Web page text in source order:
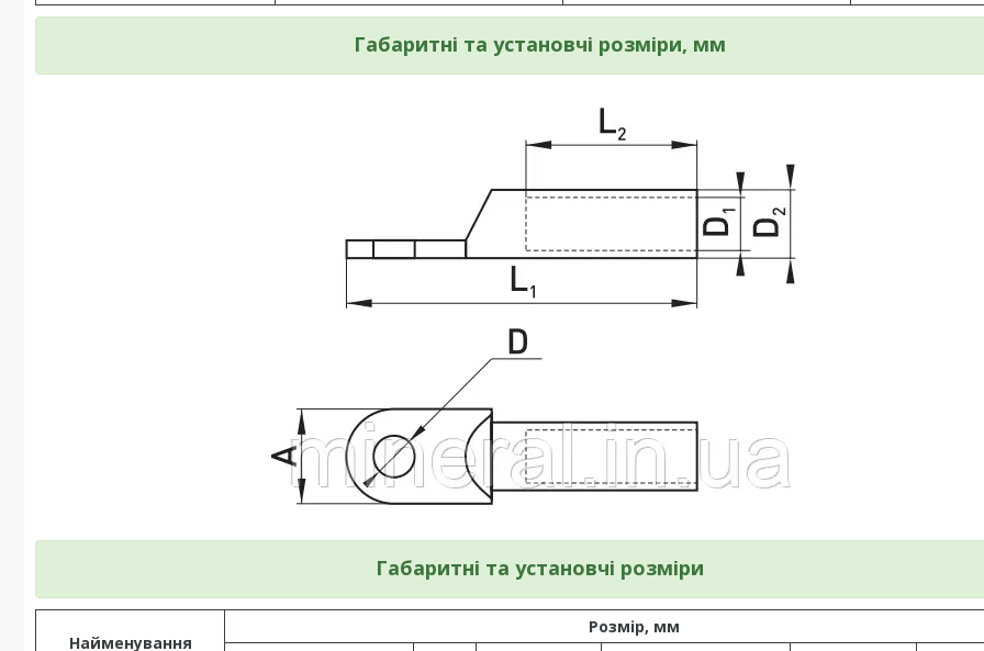
Габаритні та установчі розміри, мм
Габаритні та установчі розміри
Найменування
Розмір, мм